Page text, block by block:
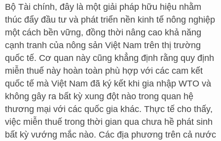
Bộ Tài chính, đây là một giải pháp hữu hiệu nhằm
thúc đẩy đầu tư và phát triển nền kinh tế nông nghiệp
một cách bền vững, đồng thời nâng cao khả năng
cạnh tranh của nông sản Việt Nam trên thị trường
quốc tế. Cơ quan này cũng khẳng định rằng quy định
miễn thuế này hoàn toàn phù hợp với các cam kết
quốc tế mà Việt Nam đã ký kết khi gia nhập WTO và
không gây ra bất kỳ xung đột nào trong quan hệ
thương mại với các quốc gia khác. Thực tế cho thấy,
việc miễn thuế trong thời gian qua chưa hề phát sinh
bất kỳ vướng mắc nào. Các địa phương trên cả nước